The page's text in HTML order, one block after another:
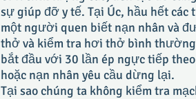
sự giúp đỡ y tế. Tại Úc, hầu hết
một người quen biết nạn nhân và
thở và kiểm tra hơi thở bình thường
bắt đầu với 30 lần ép ngực tiếp
hoặc nạn nhân yêu cầu dừng lại.
Tại sao chúng ta không kiểm tra